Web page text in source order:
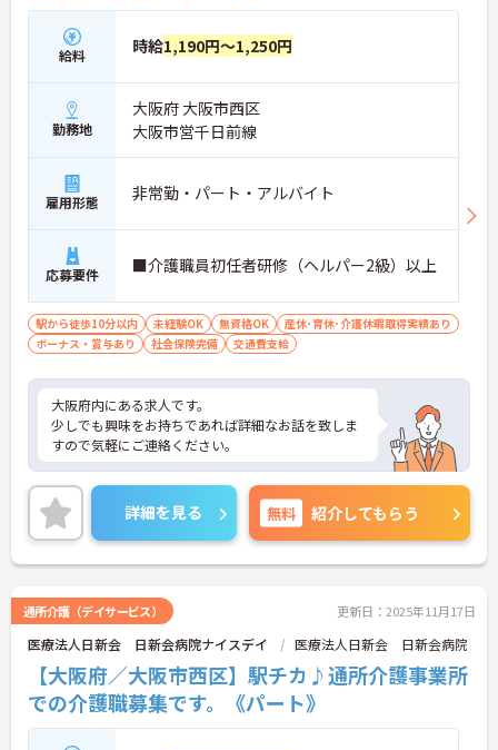
給料 時給1,190円～1,250円
勤務地
大阪府 大阪市西区
大阪市営千日前線
雇用形態 非常勤・パート・アルバイト
応募要件 ■介護職員初任者研修（ヘルパー2級）以上
駅から徒歩10分以内 未経験OK 無資格OK
産休･育休･介護休暇取得実績あり
ボーナス・賞与あり
社会保険完備 交通費支給
大阪府内にある求人です。
少しでも興味をお持ちであれば詳細なお話を致しま
すので気軽にご連絡ください。
詳細を見る 無料 紹介してもらう
通所介護（デイサービス） 更新日：2025年11月17日
医療法人日新会 日新会病院ナイスデイ 医療法人日新会 日新会病院
【大阪府／大阪市西区】駅チカ♪通所介護事業所
での介護職募集です。《パート》